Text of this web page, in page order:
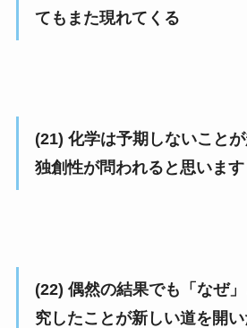
てもまた現れてくる
(21) 化学は予期しないこと
独創性が問われると思います
(22) 偶然の結果でも「なぜ
究したことが新しい道を開い